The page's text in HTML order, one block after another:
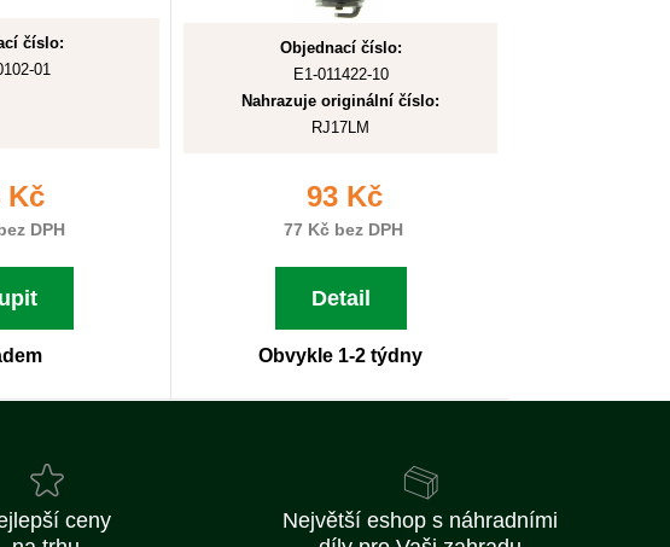
číslo:
01
Kč
DPH
Objednací číslo:
E1-011422-10
Nahrazuje originální číslo:
RJ17LM
93 Kč
77 Kč bez DPH
Detail
Obvykle 1-2 týdny
ceny
Největší eshop s náhradními